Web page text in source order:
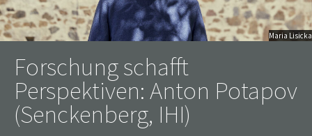
Maria Lisicka
Forschung schafft
Perspektiven: Anton Potapov
(Senckenberg, IHI)